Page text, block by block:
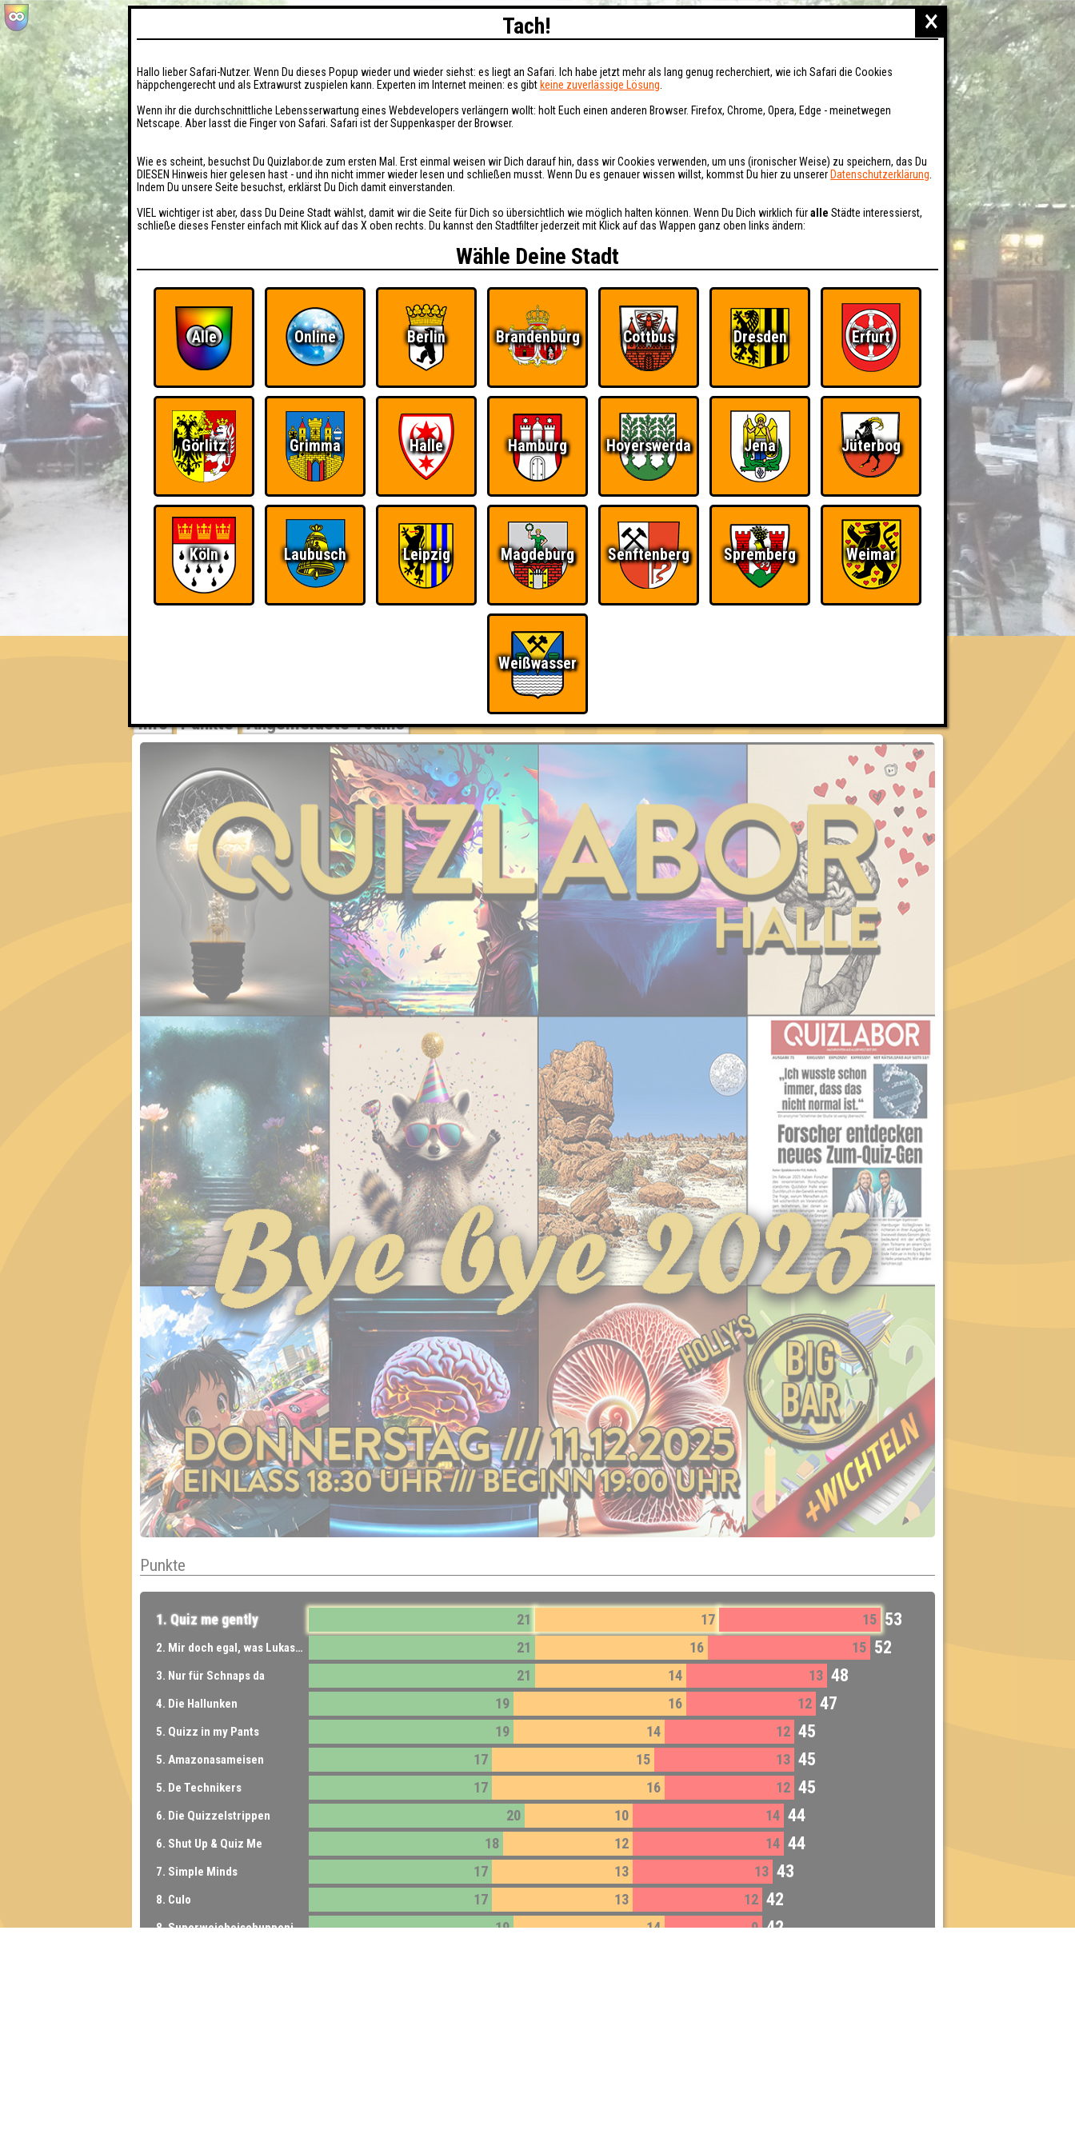
HIGHSCORE RESERVIERUNG BUCHEN FAQ ÜBER UNS
Info Punkte Angemeldete Teams
Punkte
1. Quiz me gently 21 17 15 53
2. Mir doch egal, was Lukas sagt 21 16 15 52
3. Nur für Schnaps da 21 14 13 48
4. Die Hallunken 19 16 12 47
5. Quizz in my Pants 19 14 12 45
5. Amazonasameisen 17 15 13 45
5. De Technikers 17 16 12 45
6. Die Quizzelstrippen 20 10 14 44
6. Shut Up & Quiz Me 18 12 14 44
7. Simple Minds 17 13 13 43
8. Culo 17 13 12 42
8. Superweicheischuppenjunior 19 14 9 42
×
Tach!
Hallo lieber Safari-Nutzer. Wenn Du dieses Popup wieder und wieder siehst: es liegt an Safari. Ich habe jetzt mehr als lang genug recherchiert, wie ich Safari die Cookies
häppchengerecht und als Extrawurst zuspielen kann. Experten im Internet meinen: es gibt keine zuverlässige Lösung
Wenn ihr die durchschnittliche Lebensserwartung eines Webdevelopers verlängern wollt: holt Euch einen anderen Browser. Firefox, Chrome, Opera, Edge - meinetwegen
Netscape. Aber lasst die Finger von Safari. Safari ist der Suppenkasper der Browser.
Wie es scheint, besuchst Du Quizlabor.de zum ersten Mal. Erst einmal weisen wir Dich darauf hin, dass wir Cookies verwenden, um uns (ironischer Weise) zu speichern, das Du
DIESEN Hinweis hier gelesen hast - und ihn nicht immer wieder lesen und schließen musst. Wenn Du es genauer wissen willst, kommst Du hier zu unserer Datenschutzerklärung
Indem Du unsere Seite besuchst, erklärst Du Dich damit einverstanden.
VIEL wichtiger ist aber, dass Du Deine Stadt wählst, damit wir die Seite für Dich so übersichtlich wie möglich halten können. Wenn Du Dich wirklich füralle Städte interessierst,
schließe dieses Fenster einfach mit Klick auf das X oben rechts. Du kannst den Stadtfilter jederzeit mit Klick auf das Wappen ganz oben links ändern:
Wähle Deine Stadt
Alle Online Berlin Brandenburg Cottbus Dresden Erfurt
Görlitz Grimma Halle Hamburg Hoyerswerda Jena Jüterbog
Köln Laubusch Leipzig Magdeburg Senftenberg Spremberg Weimar
Weißwasser